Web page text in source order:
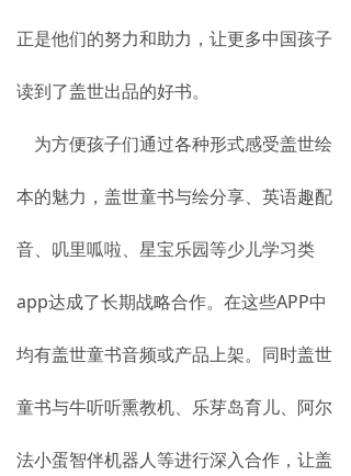
正是他们的努力和助力，让更多中国孩子
读到了盖世出品的好书。
为方便孩子们通过各种形式感受盖世绘
本的魅力，盖世童书与绘分享、英语趣配
音、叽里呱啦、星宝乐园等少儿学习类
app达成了长期战略合作。在这些APP中
均有盖世童书音频或产品上架。同时盖世
童书与牛听听熏教机、乐芽岛育儿、阿尔
法小蛋智伴机器人等进行深入合作，让盖